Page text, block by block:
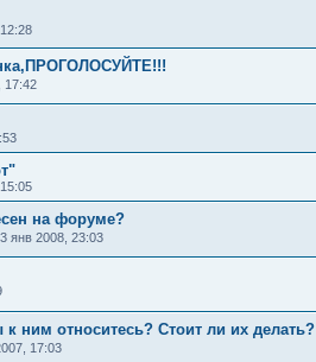
17:42
на форуме?
янв 2008, 23:03
ним относитесь? Стоит ли их делать?
17:03